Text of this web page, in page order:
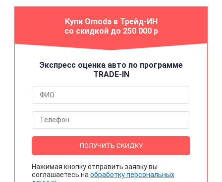
Купи Omoda в Трейд-ИН
со скидкой до 250 000 р
Экспресс оценка авто по программе
TRADE-IN
ПОЛУЧИТЬ СКИДКУ
Нажимая кнопку отправить заявку вы
соглашаетесь на обработку персональных